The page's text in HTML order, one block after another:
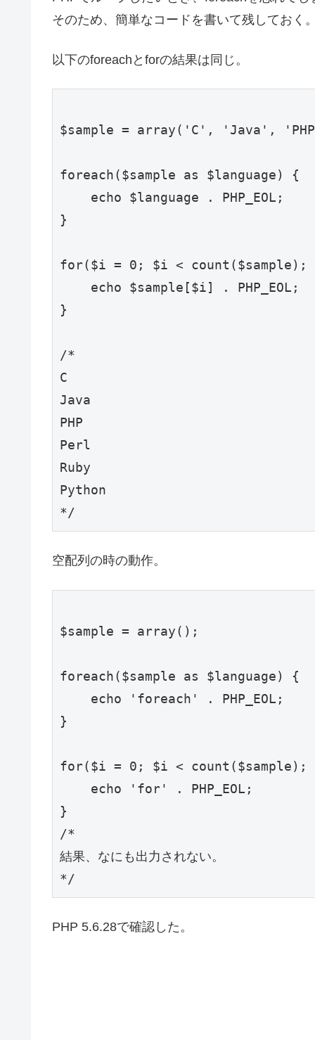
そのため、簡単なコードを書いて残しておく
以下のforeachとforの結果は同じ。
$sample = array('C', 'Java',
foreach($sample as $language) {
    echo $language . PHP_EOL;
}
for($i = 0; $i < count($sample);
    echo $sample[$i] . PHP_EOL;
}
/*
C
Java
PHP
Perl
Ruby
Python
空配列の時の動作。
$sample = array();
foreach($sample as $language) {
    echo 'foreach' . PHP_EOL;
}
for($i = 0; $i < count($sample);
    echo 'for' . PHP_EOL;
}
/*
結果、なにも出力されない。
PHP 5.6.28で確認した。